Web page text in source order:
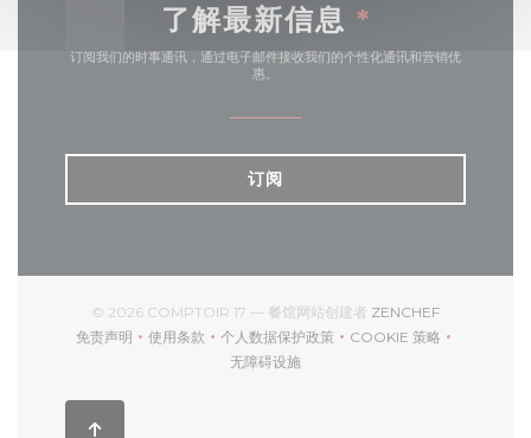
了解最新信息 *
订阅我们的时事通讯，通过电子邮件接收我们的个性化通讯和营销优
惠。
订阅
© 2026 COMPTOIR 17 — 餐馆网站创建者 ZENCHEF((在新窗口中
免责声明
((在新窗口中打开))
使用条款
((在新窗口中打开))
个人数据保护政策
((在新窗口中打开))
COOKIE 策略
((在新窗口中打开))
无障碍设施
((在新窗口中打开))